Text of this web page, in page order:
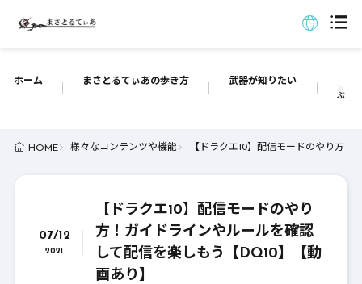
ホーム まさとるてぃあの歩き方 武器が知りたい
ぶっ
HOME 様々なコンテンツや機能 【ドラクエ10】配信モードのやり方
07/12
2021
【ドラクエ10】配信モードのやり
方！ガイドラインやルールを確認
して配信を楽しもう【DQ10】【動
画あり】